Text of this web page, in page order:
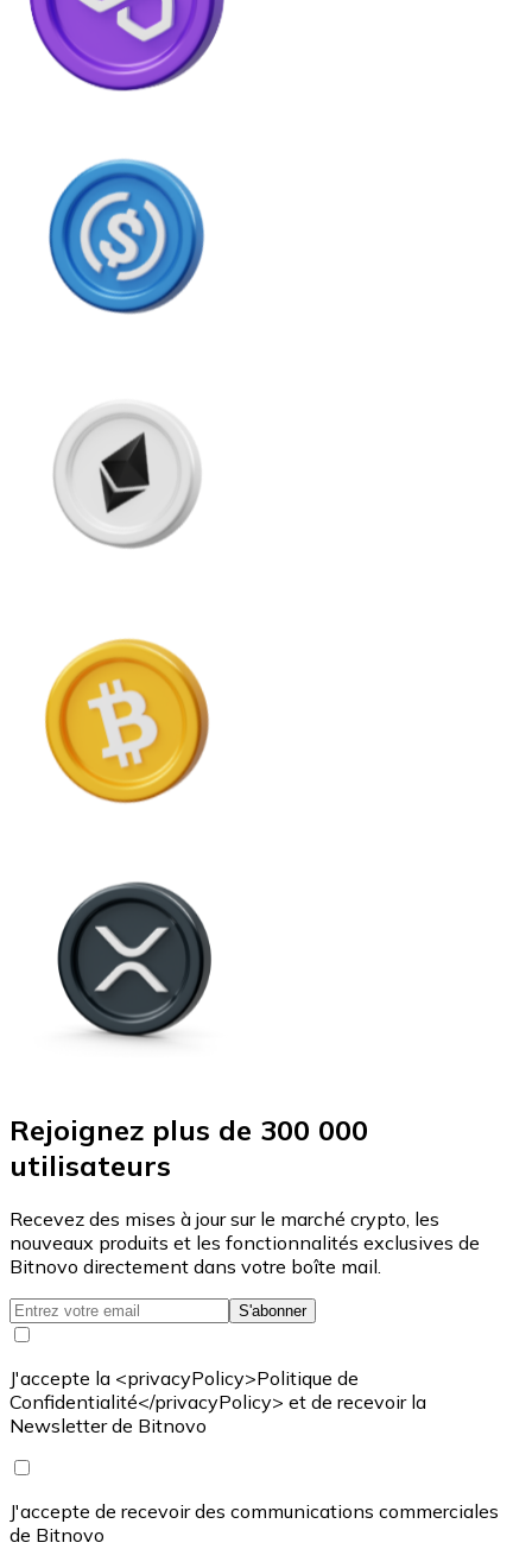
Rejoignez plus de 300 000
utilisateurs
Recevez des mises à jour sur le marché crypto, les
nouveaux produits et les fonctionnalités exclusives de
Bitnovo directement dans votre boîte mail.
S'abonner
J'accepte la <privacyPolicy>Politique de
Confidentialité</privacyPolicy> et de recevoir la
Newsletter de Bitnovo
J'accepte de recevoir des communications commerciales
de Bitnovo